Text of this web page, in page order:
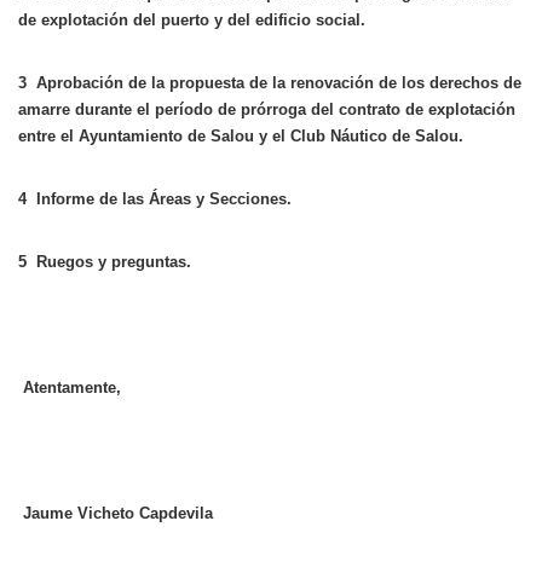
de explotación del puerto y del edificio social.
3 Aprobación de la propuesta de la renovación de los derechos de
amarre durante el período de prórroga del contrato de explotación
entre el Ayuntamiento de Salou y el Club Náutico de Salou.
4 Informe de las Áreas y Secciones.
5 Ruegos y preguntas.
Atentamente,
Jaume Vicheto Capdevila